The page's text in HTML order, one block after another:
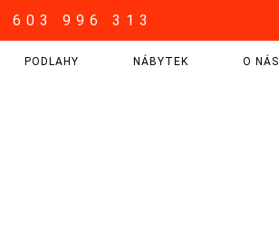
603 996 313
PODLAHY NÁBYTEK O NÁS